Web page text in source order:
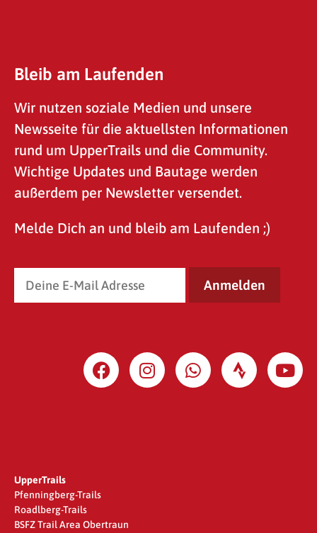
Bleib am Laufenden
Wir nutzen soziale Medien und unsere
Newsseite für die aktuellsten Informationen
rund um UpperTrails und die Community.
Wichtige Updates und Bautage werden
außerdem per Newsletter versendet.
Melde Dich an und bleib am Laufenden ;)
UpperTrails
Pfenningberg-Trails
Roadlberg-Trails
BSFZ Trail Area Obertraun